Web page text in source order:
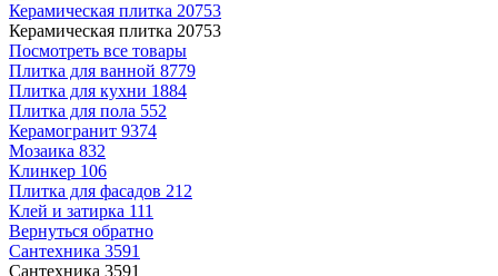
Керамическая плитка 20753
Керамическая плитка 20753
Посмотреть все товары
Плитка для ванной 8779
Плитка для кухни 1884
Плитка для пола 552
Керамогранит 9374
Мозаика 832
Клинкер 106
Плитка для фасадов 212
Клей и затирка 111
Вернуться обратно
Сантехника 3591
Сантехника 3591